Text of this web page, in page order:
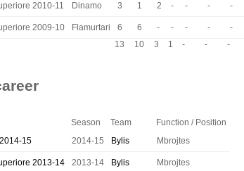
2010-11 Dinamo 3 1 2 - - - -
2009-10 Flamurtari 6 6 - - - - -
13 10 3 1 - - -
Season Team
Function / Position
15
2014-15 Bylis Mbrojtes
2013-14 2013-14 Bylis Mbrojtes